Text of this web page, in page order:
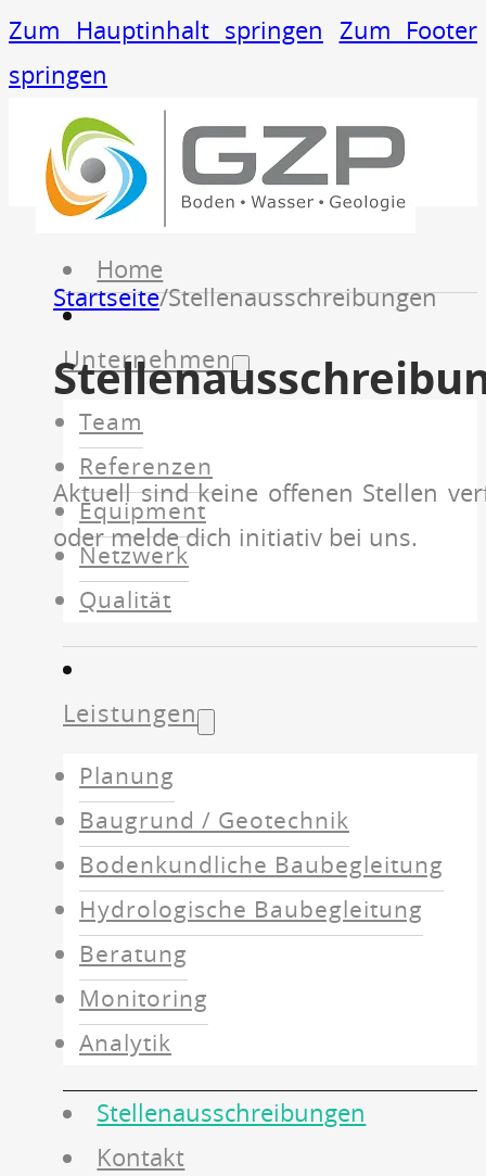
Zum Hauptinhalt springen Zum Footer
springen
Home
Unternehmen
Team
Referenzen
Equipment
Netzwerk
Qualität
Leistungen
Planung
Baugrund / Geotechnik
Bodenkundliche Baubegleitung
Hydrologische Baubegleitung
Beratung
Monitoring
Analytik
Stellenausschreibungen
Kontakt
Startseite/Stellenausschreibungen
Aktuell sind keine offenen Stellen
oder melde dich initiativ bei uns.